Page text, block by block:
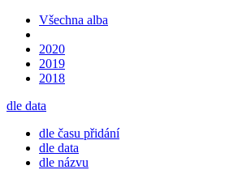
Všechna alba
2020
2019
2018
dle data
dle času přidání
dle data
dle názvu